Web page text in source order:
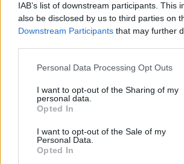
IAB’s list of downstream participants. This
also be disclosed by us to third parties on
Downstream Participants that may further
Personal Data Processing Opt Outs
I want to opt-out of the Sharing of my
personal data.
Opted In
I want to opt-out of the Sale of my
Personal Data.
Opted In
Hetkellisesti Dortmundissa on silti koettu
ja lämpimämpiä maaliskuisia päiviä.
2018 maaliskuussa lämpötila käväisi
hätyyteltiin eräänä poikkeuksellisen
asteen lukemia.
Entä muut kuukaudet?
Dortmundissa on ollut...
Tammikuussa